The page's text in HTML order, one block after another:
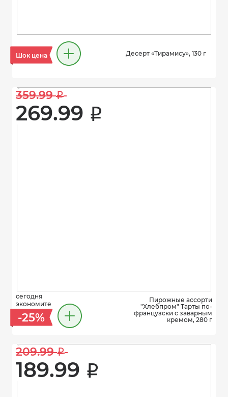
Шок цена Десерт «Тирамису», 130 г
359.99 i
269.99 i
сегодня
экономите
-25%
Пирожные ассорти
"Хлебпром" Тарты по-
французски с заварным
кремом, 280 г
209.99 i
189.99 i